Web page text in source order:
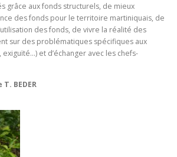
grâce aux fonds structurels, de mieux
des fonds pour le territoire martiniquais, de
des fonds, de vivre la réalité des
sur des problématiques spécifiques aux
et d’échanger avec les chefs-
T. BEDER